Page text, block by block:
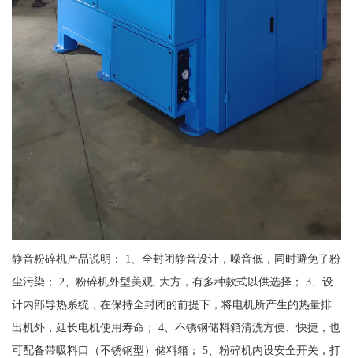
静音粉碎机产品说明： 1、全封闭静音设计，噪音低，同时避免了粉
尘污染； 2、粉碎机外型美观, 大方，有多种款式以供选择； 3、设
计内部导热系统，在保持全封闭的前提下，将电机所产生的热量排
出机外，延长电机使用寿命； 4、不锈钢储料箱清洗方便、快捷，也
可配备带吸料口（不锈钢型）储料箱； 5、粉碎机内设安全开关，打